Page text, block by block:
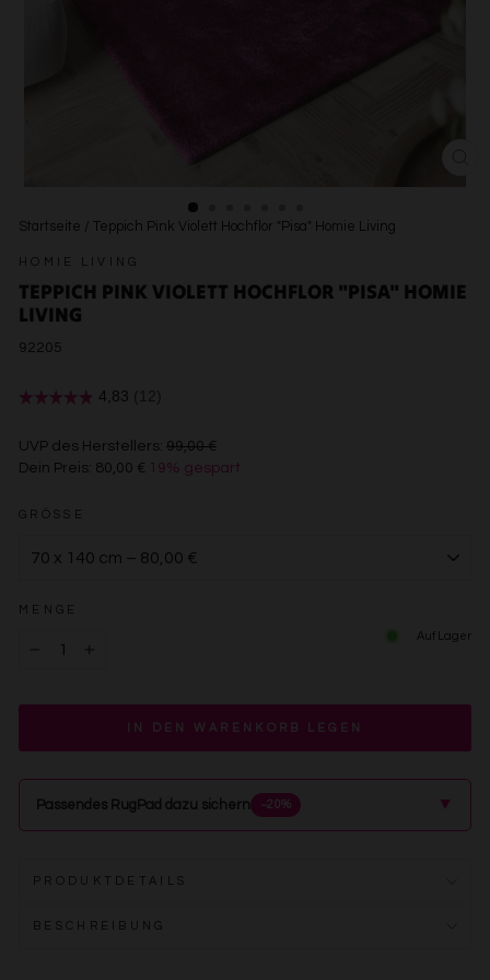
Startseite / Teppich Pink Violett Hochflor "Pisa" Homie Living
HOMIE LIVING
TEPPICH PINK VIOLETT HOCHFLOR "PISA" HOMIE
LIVING
92205
UVP des Herstellers: 99,00 €€99,00
Dein Preis: 80,00 € 19% gespart
GRÖSSE
MENGE
Auf Lager
IN DEN WARENKORB LEGEN
Passendes RugPad dazu sichern −20% ▲
PRODUKTDETAILS
BESCHREIBUNG